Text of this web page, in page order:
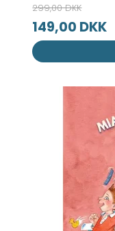
299,00 DKK
149,00 DKK